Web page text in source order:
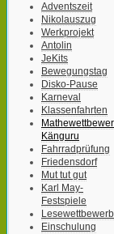
Adventszeit
Nikolauszug
Werkprojekt
Antolin
JeKits
Bewegungstag
Disko-Pause
Karneval
Klassenfahrten
Känguru
Fahrradprüfung
Friedensdorf
Mut tut gut
Karl May-
Festspiele
Lesewettbewerb
Einschulung